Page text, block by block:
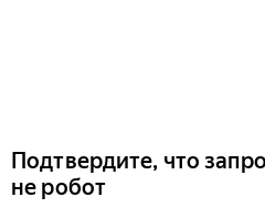
Подтвердите, что
не робот